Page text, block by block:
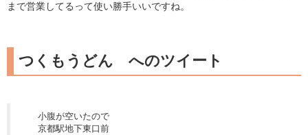
まで営業してるって使い勝手いいですね。
つくもうどん へのツイート
小腹が空いたので
京都駅地下東口前